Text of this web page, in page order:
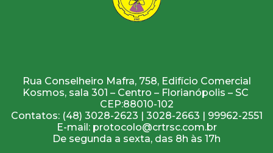
Rua Conselheiro Mafra, 758, Edifício Comercial
Kosmos, sala 301 – Centro – Florianópolis – SC
CEP:88010-102
Contatos: (48) 3028-2623 | 3028-2663 | 99962-2551
E-mail: protocolo@crtrsc.com.br
De segunda a sexta, das 8h às 17h